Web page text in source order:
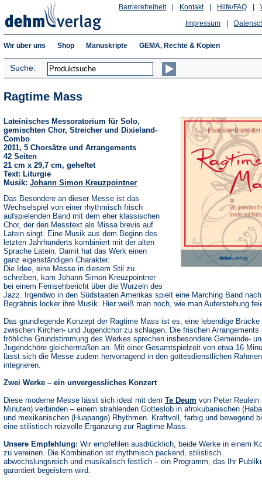
Hilfe/FAQ
Kontakt
Barrierefreiheit
Impressum
Wir über uns Shop Manuskripte GEMA, Rechte & Kopien
Suche:
Ragtime Mass
Lateinisches Messoratorium für Solo,
gemischten Chor, Streicher und Dixieland-
Combo
2011, 5 Chorsätze und Arrangements
42 Seiten
21 cm x 29,7 cm, geheftet
Text: Liturgie
Musik: Johann Simon Kreuzpointner
Das Besondere an dieser Messe ist das
Wechselspiel von einer rhythmisch frisch
aufspielenden Band mit dem eher klassischen
Chor, der den Messtext als Missa brevis auf
Latein singt. Eine Musik aus dem Beginn des
letzten Jahrhunderts kombiniert mit der alten
Sprache Latein. Damit hat das Werk einen
ganz eigenständigen Charakter.
Die Idee, eine Messe in diesem Stil zu
schreiben, kam Johann Simon Kreuzpointner
bei einem Fernsehbericht über die Wurzeln des
Jazz. Irgendwo in den Südstaaten Amerikas spielt eine Marching Band
Begräbnis locker ihre Musik. Hier weiß man noch, wie man Auferstehung
Das grundlegende Konzept der Ragtime Mass ist es, eine lebendige Brücke
zwischen Kirchen- und Jugendchor zu schlagen. Die frischen Arrangements
fröhliche Grundstimmung des Werkes sprechen insbesondere Gemeinde-
Jugendchöre gleichermaßen an. Mit einer Gesamtspielzeit von etwa 16
lässt sich die Messe zudem hervorragend in den gottesdienstlichen Rahmen
integrieren.
Zwei Werke – ein unvergessliches Konzert
Diese moderne Messe lässt sich ideal mit dem Te Deum von Peter Reulein
Minuten) verbinden – einem strahlenden Gotteslob in afrokubanischen
und mexikanischen (Huapango) Rhythmen. Kraftvoll, farbig und bewegend
eine stilistisch reizvolle Ergänzung zur Ragtime Mass.
Unsere Empfehlung: Wir empfehlen ausdrücklich, beide Werke in einem
zu vereinen. Die Kombination ist rhythmisch packend, stilistisch
abwechslungsreich und musikalisch festlich – ein Programm, das Ihr
garantiert begeistern wird.